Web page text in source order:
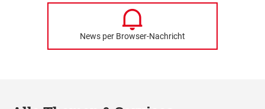
News per Browser-Nachricht